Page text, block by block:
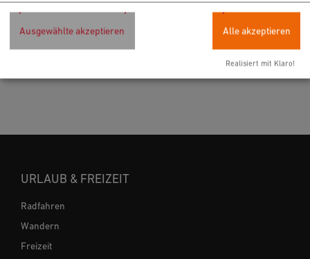
URLAUB & FREIZEIT
Radfahren
Wandern
Freizeit
Ausgewählte akzeptieren Alle akzeptieren
Realisiert mit Klaro!